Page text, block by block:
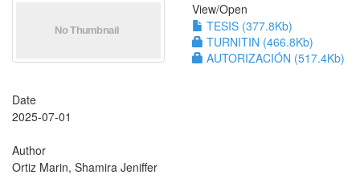
View/Open
TESIS (377.8Kb)
TURNITIN (466.8Kb)
AUTORIZACIÓN (517.4Kb)
Date
2025-07-01
Author
Ortiz Marin, Shamira Jeniffer